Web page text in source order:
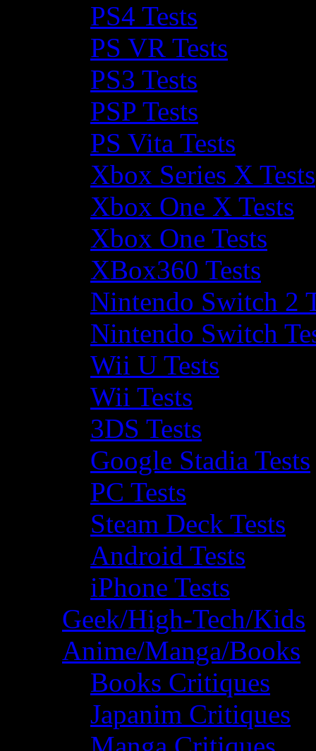
PS4 Tests
PS VR Tests
PS3 Tests
PSP Tests
PS Vita Tests
Xbox Series X Tests
Xbox One X Tests
Xbox One Tests
XBox360 Tests
Nintendo Switch 2
Nintendo Switch
Wii U Tests
Wii Tests
3DS Tests
Google Stadia Tests
PC Tests
Steam Deck Tests
Android Tests
iPhone Tests
Geek/High-Tech/Kids
Anime/Manga/Books
Books Critiques
Japanim Critiques